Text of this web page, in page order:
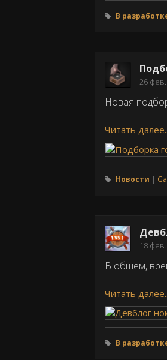
В
Дата
26 фев.
Новая
Читать
Новости
Дата
18
В общем,
Читать
В